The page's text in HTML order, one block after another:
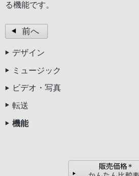
る機能です。
前へ
デザイン
ミュージック
ビデオ・写真
転送
機能